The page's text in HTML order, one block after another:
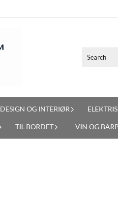
DESIGN OG INTERIØR
TIL BORDET VIN OG